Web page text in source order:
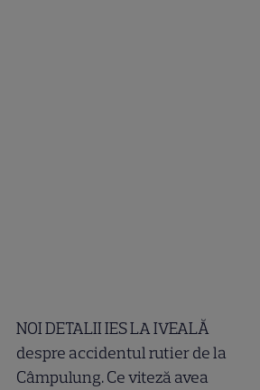
NOI DETALII IES LA IVEALĂ
despre accidentul rutier de la
Câmpulung. Ce viteză avea